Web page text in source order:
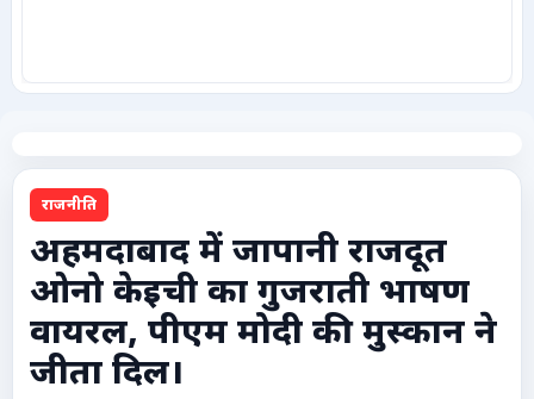
टेक्नोलॉजी / गैजेट्स
लाइफस्टाइल
वायरल
स्पेशल
राजनीति
अहमदाबाद में जापानी राजदूत
ओनो केइची का गुजराती भाषण
वायरल, पीएम मोदी की मुस्कान ने
जीता दिल।